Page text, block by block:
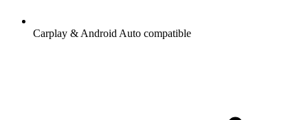
Carplay & Android Auto compatible